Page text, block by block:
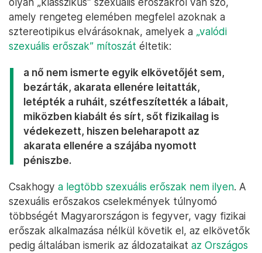
amely rengeteg elemében megfelel azoknak a
sztereotipikus elvárásoknak, amelyek a „valódi
szexuális erőszak” mítoszát éltetik:
a nő nem ismerte egyik elkövetőjét sem,
bezárták, akarata ellenére leitatták,
letépték a ruháit, szétfeszítették a lábait,
miközben kiabált és sírt, sőt fizikailag is
védekezett, hiszen beleharapott az
akarata ellenére a szájába nyomott
péniszbe.
Csakhogy a legtöbb szexuális erőszak nem ilyen. A
szexuális erőszakos cselekmények túlnyomó
többségét Magyarországon is fegyver, vagy fizikai
erőszak alkalmazása nélkül követik el, az elkövetők
pedig általában ismerik az áldozataikat az Országos